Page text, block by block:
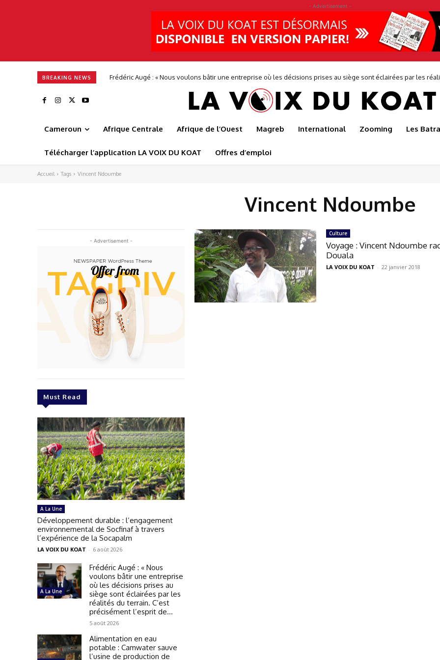
- Advertisement -
BREAKING NEWS
Frédéric Augé : « Nous voulons bâtir une entreprise où les décisions prises au siège sont éclairées par les
Cameroun Afrique Centrale Afrique de l’Ouest Magreb International Zooming Les
Télécharger l’application LA VOIX DU KOAT Offres d’emploi
Accueil Tags Vincent Ndoumbe
Vincent Ndoumbe
- Advertisement -
Must Read
A La Une
Développement durable : l’engagement
environnemental de Socfinaf à travers
l’expérience de la Socapalm
LA VOIX DU KOAT - 6 août 2026
A La Une
Frédéric Augé : « Nous
voulons bâtir une entreprise
où les décisions prises au
siège sont éclairées par les
réalités du terrain. C’est
précisément l’esprit de...
5 août 2026
Alimentation en eau
potable : Camwater sauve
l’usine de production de
Culture
Voyage : Vincent Ndoumbe
Douala
LA VOIX DU KOAT - 22 janvier 2018